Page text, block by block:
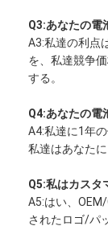
ニッカド電
液晶のバッ
nimh バッ
NiCdバッ
リチウム
充電式懐中
Q3:あなたの電
A3:私達の利点
を、私達競争
する。
Q4:あなたの電
A4:私達に1年
私達はあなた
Q5:私はカスタ
A5:はい、
されたロゴ/パ